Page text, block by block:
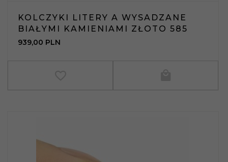
KOLCZYKI LITERY A WYSADZANE
BIAŁYMI KAMIENIAMI ZŁOTO 585
939,00 PLN